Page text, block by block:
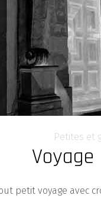
Petites et
petit voyage avec